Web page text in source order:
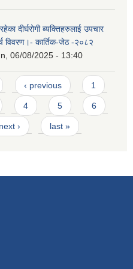
दीर्घरोगी ब्यक्तिहरुलाई उपचार
विवरण।- कार्तिक-जेठ -२०८२
06/08/2025 - 13:40
‹ previous 1
4 5 6
next › last »